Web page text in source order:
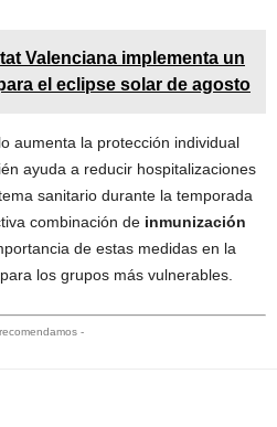
Valenciana implementa un
el eclipse solar de agosto
aumenta la protección individual
ayuda a reducir hospitalizaciones
sanitario durante la temporada
combinación de inmunización
de estas medidas en la
los grupos más vulnerables.
-